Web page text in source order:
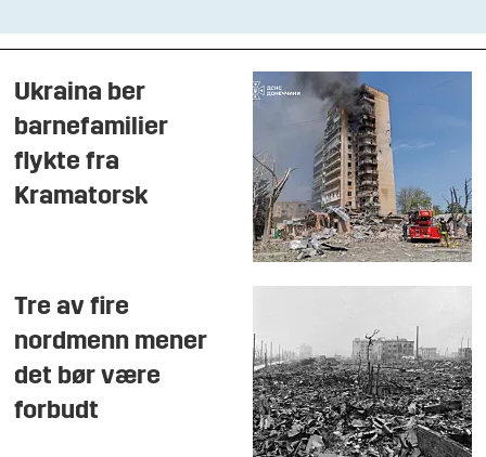
Ukraina ber
barnefamilier
flykte fra
Kramatorsk
Tre av fire
nordmenn mener
det bør være
forbudt